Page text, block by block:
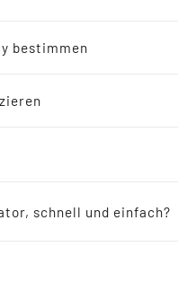
bestimmen
schnell und einfach?